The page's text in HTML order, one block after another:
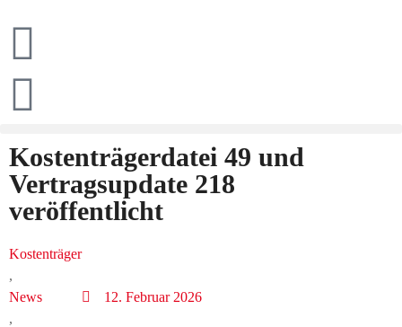
Kostenträgerdatei 49 und
Vertragsupdate 218
veröffentlicht
Kostenträger
,
News
,
12. Februar 2026